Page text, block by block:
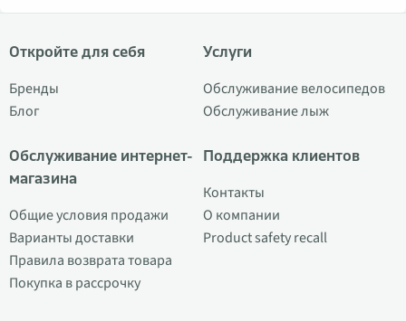
Откройте для себя
Бренды
Блог
Обслуживание интернет-
магазина
Общие условия продажи
Варианты доставки
Правила возврата товара
Покупка в рассрочку
Услуги
Обслуживание велосипедов
Обслуживание лыж
Поддержка клиентов
Контакты
О компании
Product safety recall